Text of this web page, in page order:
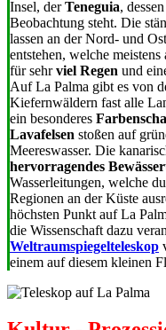
Insel, derTeneguia,
Beobachtung steht. Die
lassen an der Nord- und
entstehen, welche
für sehrviel Regen und
Auf La Palma gibt es von
Kiefernwäldern fast alle
ein besonderes
Lavafelsen stoßen auf
Meereswasser. Die
hervorragendes
Wasserleitungen, welche
Regionen an der Küste
höchsten Punkt auf La
die Wissenschaft dazu
Weltraumspiegelteleskop
einem auf diesem kleinen